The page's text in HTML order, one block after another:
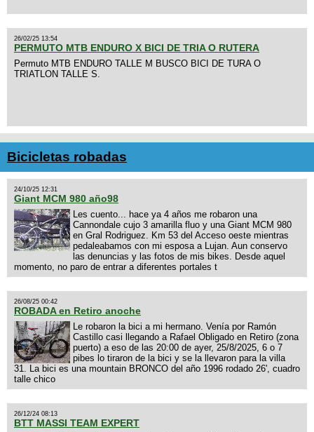
26/02/25 13:54
PERMUTO MTB ENDURO X BICI DE TRIA O RUTERA
Permuto MTB ENDURO TALLE M BUSCO BICI DE TURA O
TRIATLON TALLE S.
Bicicletas robadas
24/10/25 12:31
Giant MCM 980 año98
Les cuento... hace ya 4 años me robaron una
Cannondale cujo 3 amarilla fluo y una Giant MCM 980
en Gral Rodriguez. Km 53 del Acceso oeste mientras
pedaleabamos con mi esposa a Lujan. Aun conservo
las denuncias y las fotos de mis bikes. Desde aquel
momento, no paro de entrar a diferentes portales t
26/08/25 00:42
ROBADA en Retiro anoche
Le robaron la bici a mi hermano. Venía por Ramón
Castillo casi llegando a Rafael Obligado en Retiro (zona
puerto) a eso de las 20:00 de ayer, 25/8/2025, 6 o 7
pibes lo tiraron de la bici y se la llevaron para la villa
31. La bici es una mountain BRONCO del año 1996 rodado 26', cuadro
talle chico
26/12/24 08:13
BTT MASSI TEAM EXPERT